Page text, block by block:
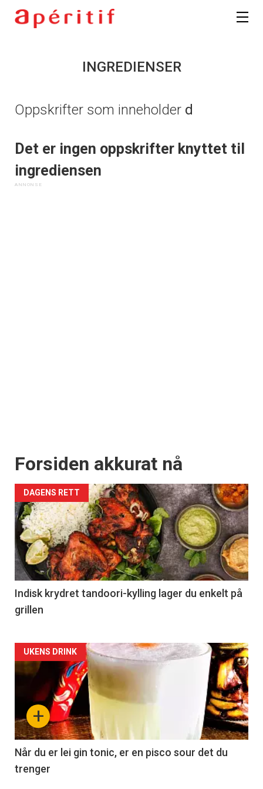
INGREDIENSER
Oppskrifter som inneholder d
Det er ingen oppskrifter knyttet til
ingrediensen
Forsiden akkurat nå
DAGENS RETT
Indisk krydret tandoori-kylling lager du enkelt på
grillen
Forsiden
akkurat
nå
-
2
+
UKENS DRINK
Når du er lei gin tonic, er en pisco sour det du
trenger